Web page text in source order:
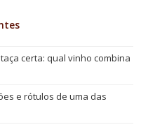
certa: qual vinho combina
e rótulos de uma das